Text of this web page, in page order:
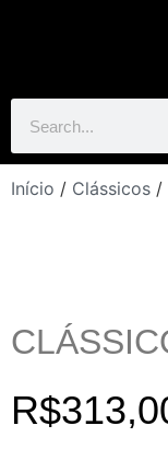
Início / Clássicos /
R$